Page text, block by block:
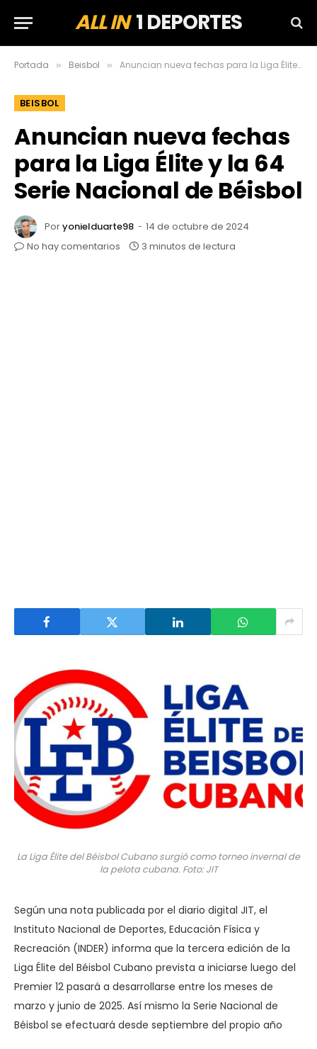
ALL IN1 DEPORTES
Portada » Beisbol » Anuncian nueva fechas para la Liga Élite y la 64 Serie Nacional de Béisbol
BEISBOL
Anuncian nueva fechas
para la Liga Élite y la 64
Serie Nacional de Béisbol
Poryonielduarte98
14 de octubre de 2024
No hay comentarios
3 minutos de lectura
La Liga Élite del Béisbol Cubano surgió como torneo invernal de
la pelota cubana. Foto: JIT
Según una nota publicada por el diario digital JIT, el
Instituto Nacional de Deportes, Educación Física y
Recreación (INDER) informa que la tercera edición de la
Liga Élite del Béisbol Cubano prevista a iniciarse luego del
Premier 12 pasará a desarrollarse entre los meses de
marzo y junio de 2025. Así mismo la Serie Nacional de
Béisbol se efectuará desde septiembre del propio año